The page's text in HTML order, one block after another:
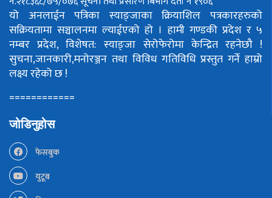
यो अनलाईन पत्रिका स्याङ्जाका क्रियाशिल पत्रकारहरुको
सक्रियतामा सञ्चालनमा ल्याईएको हो । हामी गण्डकी प्रदेश र ५
नम्बर प्रदेश, विशेषत: स्याङ्जा सेरोफेरोमा केन्द्रित रहनेछौ !
सुचना,जानकारी,मनोरञ्जन तथा विविध गतिविधि प्रस्तुत गर्ने हाम्रो
लक्ष्य रहेको छ !
============
जोडिनुहोस
फेसबुक
युटूब